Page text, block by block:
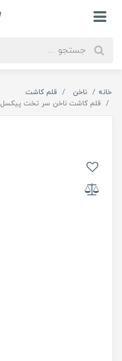
خانه ناخن
قلم کاشت
قلم کاشت ناخن سر تخت پیکسل PIXEL شماره 8